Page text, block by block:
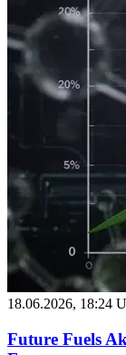
18.06.2026, 18:24
Future Fuels